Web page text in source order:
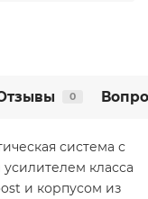
0
система с
класса
и корпусом из